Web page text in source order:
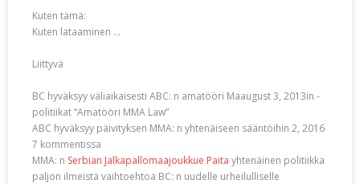
Kuten tämä:
Kuten lataaminen …
Liittyvä
BC hyväksyy väliaikaisesti ABC: n amatööri Maaugust 3, 2013in -
politiikat “Amatööri MMA Law”
ABC hyväksyy päivityksen MMA: n yhtenäiseen sääntöihin 2, 2016
7 kommentissa
MMA: n Serbian Jalkapallomaajoukkue Paita yhtenäinen politiikka
paljon ilmeistä vaihtoehtoa BC: n uudelle urheilulliselle